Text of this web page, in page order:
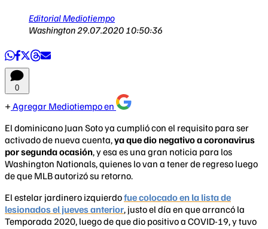
Editorial Mediotiempo
Washington29.07.2020 10:50:36
0
Agregar Mediotiempo en
El dominicano Juan Soto ya cumplió con el requisito para ser
activado de nueva cuenta,ya que dio negativo a coronavirus
por segunda ocasión, y esa es una gran noticia para los
Washington Nationals, quienes lo van a tener de regreso luego
de que MLB autorizó su retorno.
El estelar jardinero izquierdofue colocado en la lista de
lesionados el jueves anterior, justo el día en que arrancó la
Temporada 2020, luego de que dio positivo a COVID-19, y tuvo